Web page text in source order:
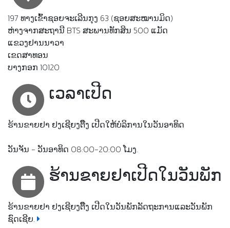
197 ທາງເຂົ້າຊອຍຈະເລີນກຸງ 63 (ຊອຍສະໝານມິດ)
ຫ່າງຈາກສະຖານີ BTS ສະພານທັກສິນ 500 ແມັດ
ແຂວງຢານນາວາ
ເຂດສາທອນ
ບາງກອກ 10120
ເວລາເປີດ
ຮ້ານຂາຍຢາ ຢງເຊີຍງຕຶ໊ງ ເປີດໃຫ້ບໍລິການໃນວັນອາທິດ
ວັນຈັນ - ວັນອາທິດ 08:00-20:00 ໂມງ.
ຮ້ານຂາຍຢາເປີດໃນວັນພັກ
ຮ້ານຂາຍຢາ ຢງເຊີຍງຕຶ໊ງ ເປີດໃນວັນພັກລັດຖະການແລະວັນພັກ
ຊົດເຊີຍ.